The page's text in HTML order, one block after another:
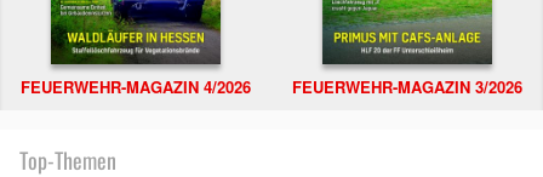
FEUERWEHR-MAGAZIN 4/2026 FEUERWEHR-MAGAZIN 3/2026
Top-Themen